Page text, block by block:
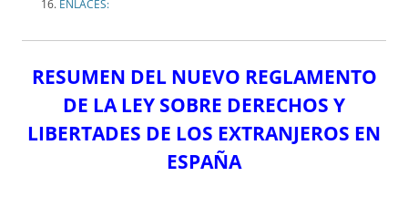
ENLACES:
RESUMEN DEL NUEVO REGLAMENTO
DE LA LEY SOBRE DERECHOS Y
LIBERTADES DE LOS EXTRANJEROS EN
ESPAÑA